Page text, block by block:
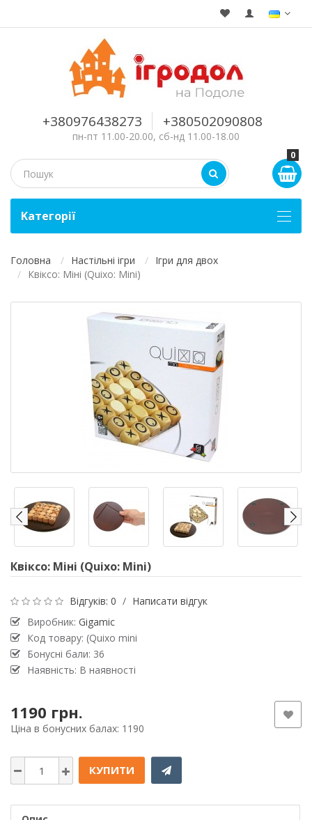
+380976438273 +380502090808
пн-пт 11.00-20.00, сб-нд 11.00-18.00
0
Kатегорії
Головна Настільні ігри
Ігри для двох
Квіксо: Міні (Quixo: Mini)
Квіксо: Міні (Quixo: Mini)
Відгуків: 0 / Написати відгук
Виробник: Gigamic
Код товару: (Quixo mini
Бонусні бали: 36
Наявність: В наявності
1190 грн.
Ціна в бонусних балах: 1190
КУПИТИ